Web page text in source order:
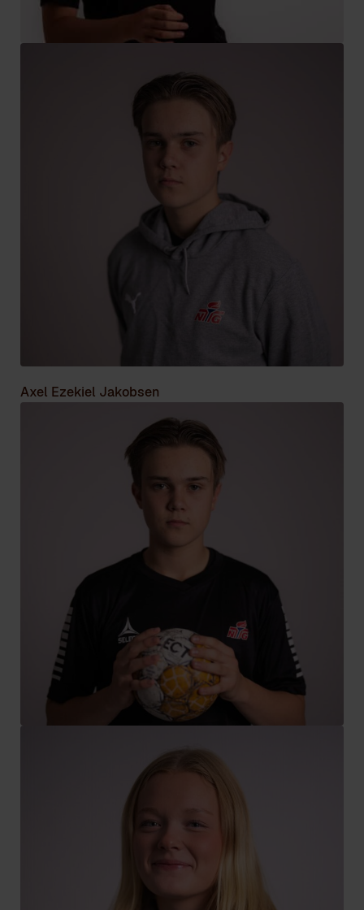
Axel Ezekiel Jakobsen